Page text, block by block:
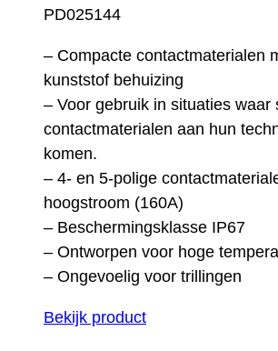
PD025144
– Compacte contactmaterialen
kunststof behuizing
– Voor gebruik in situaties waar
contactmaterialen aan hun
komen.
– 4- en 5-polige
hoogstroom (160A)
– Beschermingsklasse IP67
– Ontworpen voor hoge
– Ongevoelig voor trillingen
Bekijk product